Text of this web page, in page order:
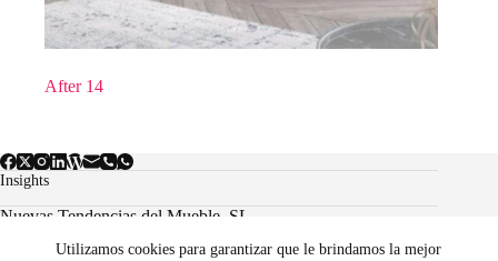
Utilizamos cookies para garantizar que le brindamos la mejor
After 14
Insights
Nuevas Tendencias del Mueble, SL.